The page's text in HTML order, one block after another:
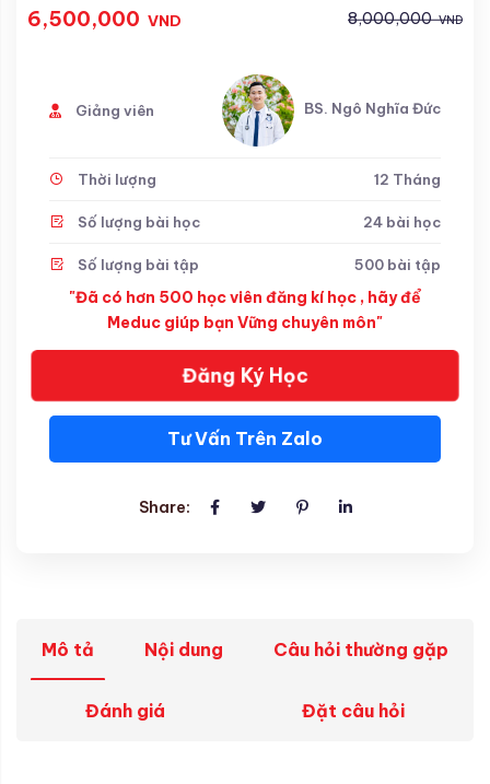
6,500,000 VND 8,000,000 VND
Giảng viên BS. Ngô Nghĩa Đức
Thời lượng 12 Tháng
Số lượng bài học 24 bài học
Số lượng bài tập 500 bài tập
"Đã có hơn 500 học viên đăng kí học , hãy để
Meduc giúp bạn Vững chuyên môn"
Đăng Ký Học
Tư Vấn Trên Zalo
Share:
Mô tả Nội dung Câu hỏi thường gặp
Đánh giá Đặt câu hỏi